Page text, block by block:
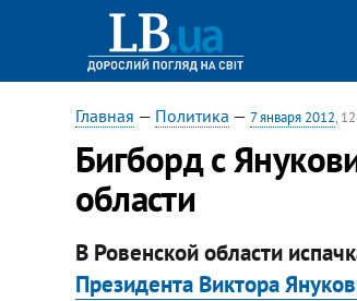
Главная — Политика — 7 января 2012,
Бигборд с
области
В Ровенской области
Президента Виктора